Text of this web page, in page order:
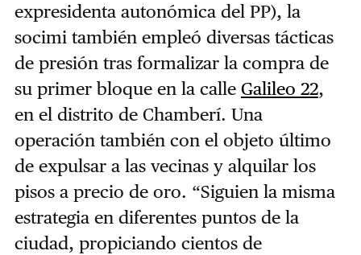
expresidenta autonómica del PP), la
socimi también empleó diversas tácticas
de presión tras formalizar la compra de
su primer bloque en la calle Galileo 22,
en el distrito de Chamberí. Una
operación también con el objeto último
de expulsar a las vecinas y alquilar los
pisos a precio de oro. “Siguien la misma
estrategia en diferentes puntos de la
ciudad, propiciando cientos de